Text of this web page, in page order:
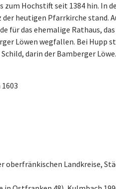
Hochstift seit 1384 hin. In
heutigen Pfarrkirche stand.
für das ehemalige Rathaus,
Löwen wegfallen. Bei Hupp
darin der Bamberger Löwe.
oberfränkischen Landkreise,